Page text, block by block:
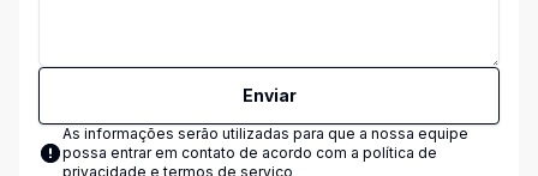
Enviar
As informações serão utilizadas para que a nossa equipe
possa entrar em contato de acordo com a política de
privacidade e termos de serviço